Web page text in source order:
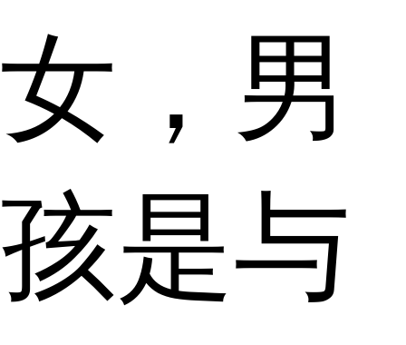
女，男
孩是与